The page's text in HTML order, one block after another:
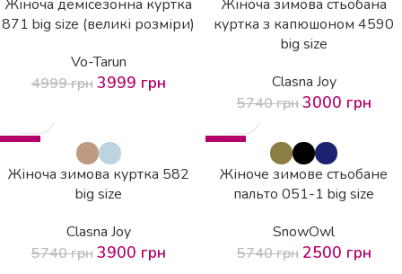
Жіноча демісезонна куртка
871 big size (великі розміри)
Vo-Tarun
4999грн 3999 грн
Жіноча зимова стьобана
куртка з капюшоном 4590
big size
Clasna Joy
5740грн 3000 грн
-32%
Жіноча зимова куртка 582
big size
Clasna Joy
5740грн 3900 грн
-56%
Жіноче зимове стьобане
пальто 051-1 big size
SnowOwl
5740грн 2500 грн